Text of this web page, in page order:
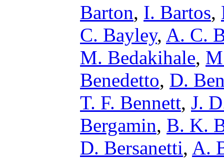
Barton, I. Bartos,
C. Bayley, A. C.
M. Bedakihale,
Benedetto, D.
T. F. Bennett, J.
Bergamin, B. K.
D. Bersanetti, A.